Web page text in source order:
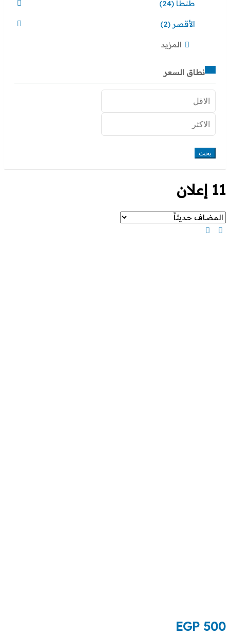
طنطا (24)
الأقصر (2)
المزيد
نطاق السعر
بحث
11 إعلان
EGP 500